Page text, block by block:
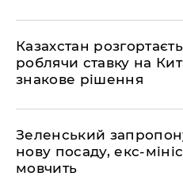
​Казахстан
роблячи ставку на
знакове рішення
​Зеленський
нову посаду, екс-
мовчить